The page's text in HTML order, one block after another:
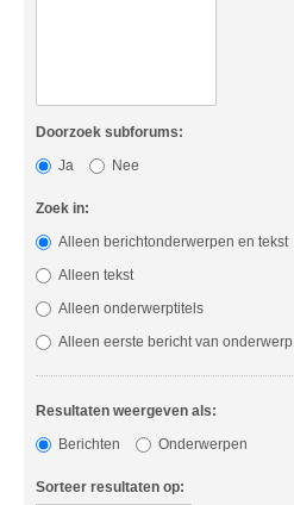
Doorzoek subforums:
Ja
Nee
Zoek in:
Alleen berichtonderwerpen en tekst
Alleen tekst
Alleen onderwerptitels
Alleen eerste bericht van onderwerp
Resultaten weergeven als:
Berichten
Onderwerpen
Sorteer resultaten op: